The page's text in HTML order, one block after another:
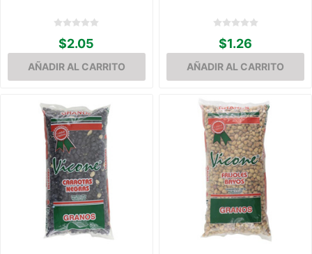
$2.05 $1.26